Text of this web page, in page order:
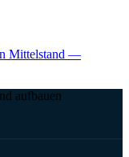
Mittelstand —
aufbauen